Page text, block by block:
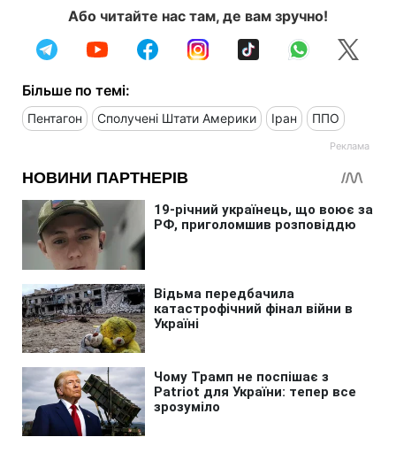
Або читайте нас там, де вам зручно!
Більше по темі:
Пентагон Сполучені Штати Америки Іран ППО